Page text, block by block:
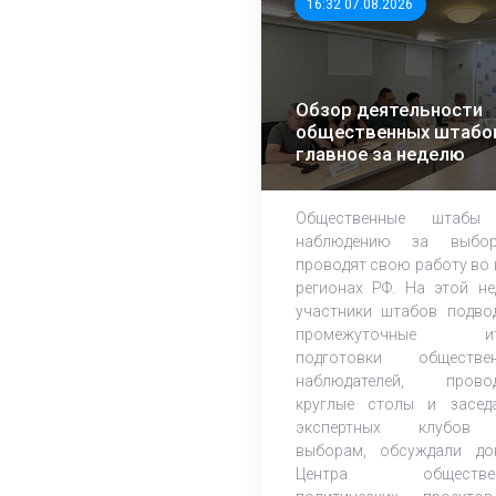
16:32 07.08.2026
Обзор деятельности
общественных
главное за неделю
Общественные
наблюдению за
проводят свою работу во
регионах РФ. На этой
участники штабов
промежуточные
подготовки
наблюдателей,
круглые столы и
экспертных
выборам, обсуждали
Центра